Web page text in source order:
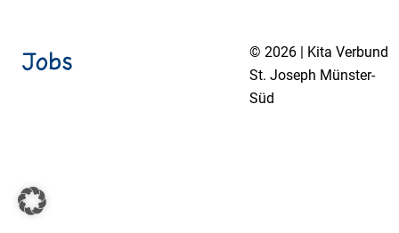
© 2026 | Kita Verbund
St. Joseph Münster-
Süd